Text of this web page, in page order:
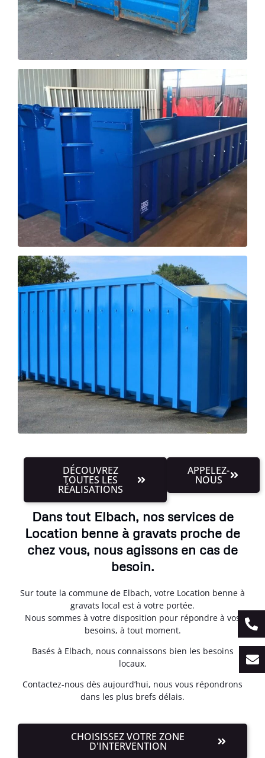
DÉCOUVREZ
TOUTES LES
RÉALISATIONS
APPELEZ-
NOUS
Dans tout Elbach, nos services de
Location benne à gravats proche de
chez vous, nous agissons en cas de
besoin.
Sur toute la commune de Elbach, votre Location benne à
gravats local est à votre portée.
Nous sommes à votre disposition pour répondre à vos
besoins, à tout moment.
Basés à Elbach, nous connaissons bien les besoins
locaux.
Contactez-nous dès aujourd’hui, nous vous répondrons
dans les plus brefs délais.
CHOISISSEZ VOTRE ZONE
D'INTERVENTION